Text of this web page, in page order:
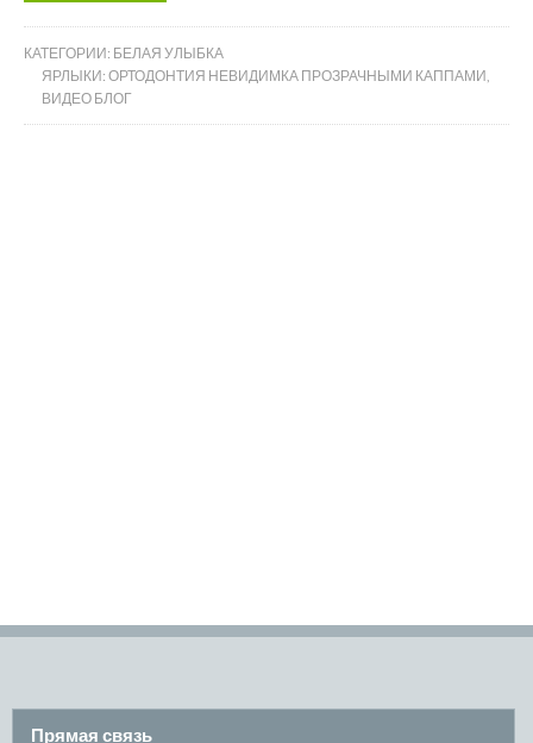
КАТЕГОРИИ: БЕЛАЯ УЛЫБКА
ЯРЛЫКИ: ОРТОДОНТИЯ НЕВИДИМКА ПРОЗРАЧНЫМИ КАППАМИ,
ВИДЕО БЛОГ
Прямая связь